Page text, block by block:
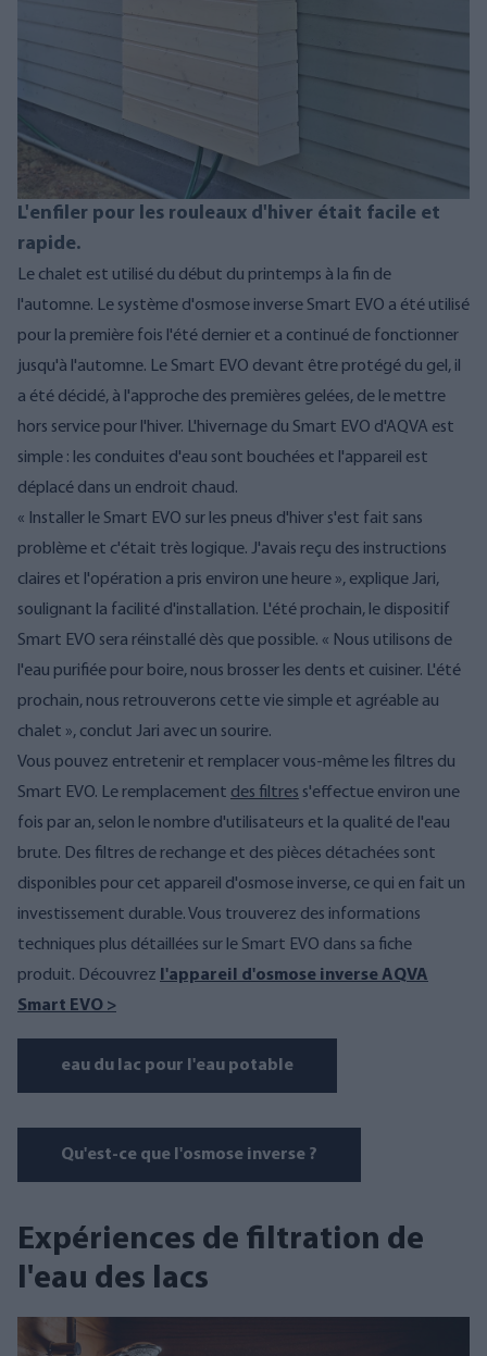
L'enfiler pour les rouleaux d'hiver était facile et
rapide.
Le chalet est utilisé du début du printemps à la fin de
l'automne. Le système d'osmose inverse Smart EVO a été utilisé
pour la première fois l'été dernier et a continué de fonctionner
jusqu'à l'automne. Le Smart EVO devant être protégé du gel, il
a été décidé, à l'approche des premières gelées, de le mettre
hors service pour l'hiver. L'hivernage du Smart EVO d'AQVA est
simple : les conduites d'eau sont bouchées et l'appareil est
déplacé dans un endroit chaud.
« Installer le Smart EVO sur les pneus d'hiver s'est fait sans
problème et c'était très logique. J'avais reçu des instructions
claires et l'opération a pris environ une heure », explique Jari,
soulignant la facilité d'installation. L'été prochain, le dispositif
Smart EVO sera réinstallé dès que possible. « Nous utilisons de
l'eau purifiée pour boire, nous brosser les dents et cuisiner. L'été
prochain, nous retrouverons cette vie simple et agréable au
chalet », conclut Jari avec un sourire.
Vous pouvez entretenir et remplacer vous-même les filtres du
Smart EVO. Le remplacement des filtres s'effectue environ une
fois par an, selon le nombre d'utilisateurs et la qualité de l'eau
brute. Des filtres de rechange et des pièces détachées sont
disponibles pour cet appareil d'osmose inverse, ce qui en fait un
investissement durable. Vous trouverez des informations
techniques plus détaillées sur le Smart EVO dans sa fiche
produit. Découvrez l'appareil d'osmose inverse AQVA
Smart EVO >
eau du lac pour l'eau potable
Qu'est-ce que l'osmose inverse ?
Expériences de filtration de
l'eau des lacs